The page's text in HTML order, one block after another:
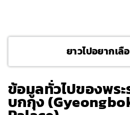
ยาวไปอยากเลื
ข้อมูลทั่วไปของพระ
บกกุง